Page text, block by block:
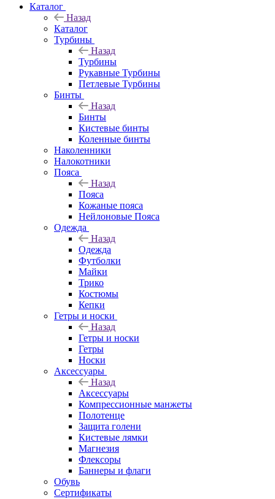
Каталог
Назад
Каталог
Турбины
Назад
Турбины
Рукавные Турбины
Петлевые Турбины
Бинты
Назад
Бинты
Кистевые бинты
Коленные бинты
Наколенники
Налокотники
Пояса
Назад
Пояса
Кожаные пояса
Нейлоновые Пояса
Одежда
Назад
Одежда
Футболки
Майки
Трико
Костюмы
Кепки
Гетры и носки
Назад
Гетры и носки
Гетры
Носки
Аксессуары
Назад
Аксессуары
Компрессионные манжеты
Полотенце
Защита голени
Кистевые лямки
Магнезия
Флексоры
Баннеры и флаги
Обувь
Сертификаты